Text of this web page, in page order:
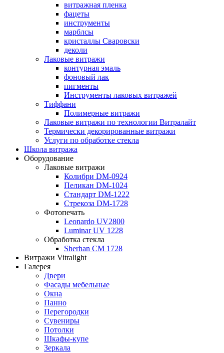
витражная пленка
фацеты
инструменты
марблсы
кристаллы Сваровски
деколи
Лаковые витражи
контурная эмаль
фоновый лак
пигменты
Инструменты лаковых витражей
Тиффани
Полимерные витражи
Лаковые витражи по технологии Витралайт
Термически декорированные витражи
Услуги по обработке стекла
Школа витража
Оборудование
Лаковые витражи
Колибри DM-0924
Пеликан DM-1024
Стандарт DM-1222
Стрекоза DM-1728
Фотопечать
Leonardo UV2800
Luminar UV 1228
Обработка стекла
Sherhan CM 1728
Витражи Vitralight
Галерея
Двери
Фасады мебельные
Окна
Панно
Перегородки
Сувениры
Потолки
Шкафы-купе
Зеркала